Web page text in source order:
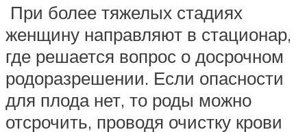
При более тяжелых стадиях
женщину направляют в стационар,
где решается вопрос о досрочном
родоразрешении. Если опасности
для плода нет, то роды можно
отсрочить, проводя очистку крови